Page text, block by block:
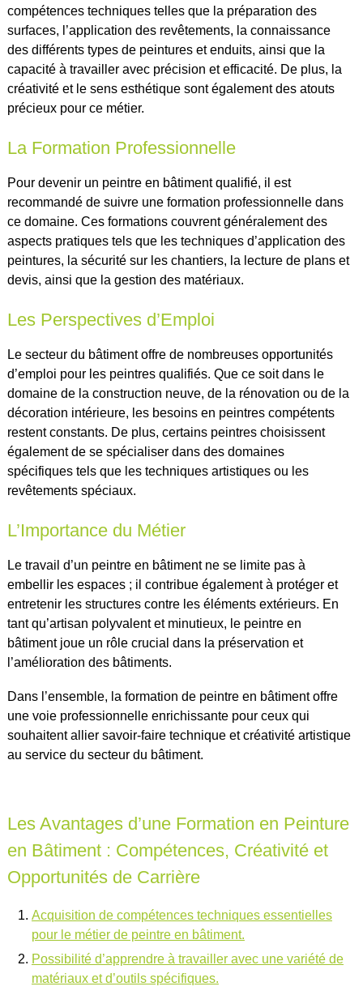
compétences techniques telles que la préparation des
surfaces, l’application des revêtements, la connaissance
des différents types de peintures et enduits, ainsi que la
capacité à travailler avec précision et efficacité. De plus, la
créativité et le sens esthétique sont également des atouts
précieux pour ce métier.
La Formation Professionnelle
Pour devenir un peintre en bâtiment qualifié, il est
recommandé de suivre une formation professionnelle dans
ce domaine. Ces formations couvrent généralement des
aspects pratiques tels que les techniques d’application des
peintures, la sécurité sur les chantiers, la lecture de plans et
devis, ainsi que la gestion des matériaux.
Les Perspectives d’Emploi
Le secteur du bâtiment offre de nombreuses opportunités
d’emploi pour les peintres qualifiés. Que ce soit dans le
domaine de la construction neuve, de la rénovation ou de la
décoration intérieure, les besoins en peintres compétents
restent constants. De plus, certains peintres choisissent
également de se spécialiser dans des domaines
spécifiques tels que les techniques artistiques ou les
revêtements spéciaux.
L’Importance du Métier
Le travail d’un peintre en bâtiment ne se limite pas à
embellir les espaces ; il contribue également à protéger et
entretenir les structures contre les éléments extérieurs. En
tant qu’artisan polyvalent et minutieux, le peintre en
bâtiment joue un rôle crucial dans la préservation et
l’amélioration des bâtiments.
Dans l’ensemble, la formation de peintre en bâtiment offre
une voie professionnelle enrichissante pour ceux qui
souhaitent allier savoir-faire technique et créativité artistique
au service du secteur du bâtiment.
Les Avantages d’une Formation en Peinture
en Bâtiment : Compétences, Créativité et
Opportunités de Carrière
Acquisition de compétences techniques essentielles
pour le métier de peintre en bâtiment.
Possibilité d’apprendre à travailler avec une variété de
matériaux et d’outils spécifiques.